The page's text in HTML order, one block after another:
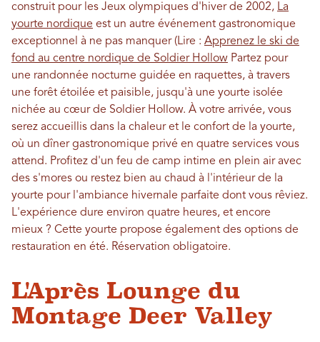
construit pour les Jeux olympiques d'hiver de 2002, La
yourte nordique est un autre événement gastronomique
exceptionnel à ne pas manquer (Lire : Apprenez le ski de
fond au centre nordique de Soldier Hollow Partez pour
une randonnée nocturne guidée en raquettes, à travers
une forêt étoilée et paisible, jusqu'à une yourte isolée
nichée au cœur de Soldier Hollow. À votre arrivée, vous
serez accueillis dans la chaleur et le confort de la yourte,
où un dîner gastronomique privé en quatre services vous
attend. Profitez d'un feu de camp intime en plein air avec
des s'mores ou restez bien au chaud à l'intérieur de la
yourte pour l'ambiance hivernale parfaite dont vous rêviez.
L'expérience dure environ quatre heures, et encore
mieux ? Cette yourte propose également des options de
restauration en été. Réservation obligatoire.
L'Après Lounge du
Montage Deer Valley